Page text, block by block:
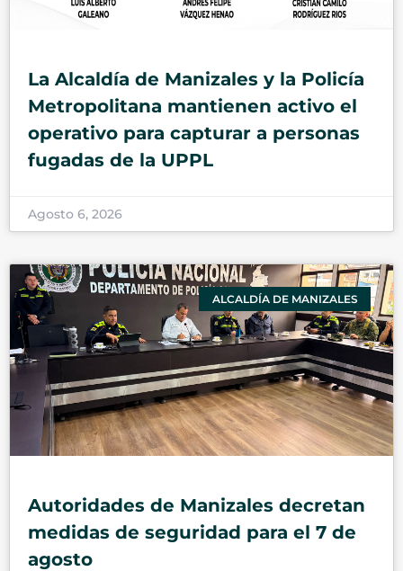
La Alcaldía de Manizales y la Policía
Metropolitana mantienen activo el
operativo para capturar a personas
fugadas de la UPPL
Agosto 6, 2026
ALCALDÍA DE MANIZALES
Autoridades de Manizales decretan
medidas de seguridad para el 7 de
agosto